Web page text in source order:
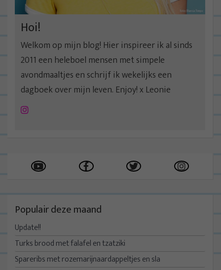
Hoi!
Welkom op mijn blog! Hier inspireer ik al sinds
2011 een heleboel mensen met simpele
avondmaaltjes en schrijf ik wekelijks een
dagboek over mijn leven. Enjoy! x Leonie
Instagram
Populair deze maand
Update!!
Turks brood met falafel en tzatziki
Spareribs met rozemarijnaardappeltjes en sla